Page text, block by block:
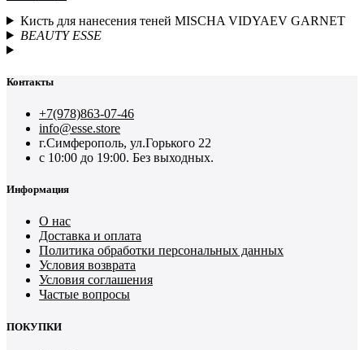
Кисть для нанесения теней MISCHA VIDYAEV GARNET
BEAUTY ESSE
Контакты
+7(978)863-07-46
info@esse.store
г.Симферополь, ул.Горького 22
с 10:00 до 19:00. Без выходных.
Информация
О нас
Доставка и оплата
Политика обработки персональных данных
Условия возврата
Условия соглашения
Частые вопросы
ПОКУПКИ